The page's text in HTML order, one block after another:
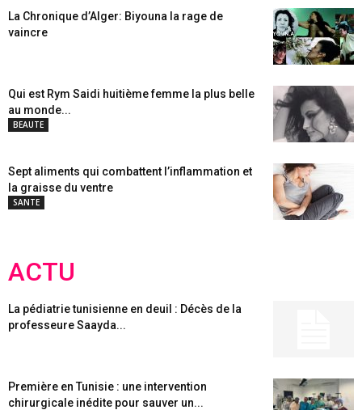
La Chronique d’Alger: Biyouna la rage de
vaincre
Qui est Rym Saidi huitième femme la plus belle
au monde...
BEAUTE
Sept aliments qui combattent l’inflammation et
la graisse du ventre
SANTE
ACTU
La pédiatrie tunisienne en deuil : Décès de la
professeure Saayda...
Première en Tunisie : une intervention
chirurgicale inédite pour sauver un...